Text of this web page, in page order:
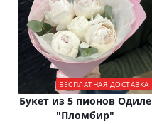
БЕСПЛАТНАЯ ДОСТАВКА
Букет из 5 пионов Одиле
"Пломбир"